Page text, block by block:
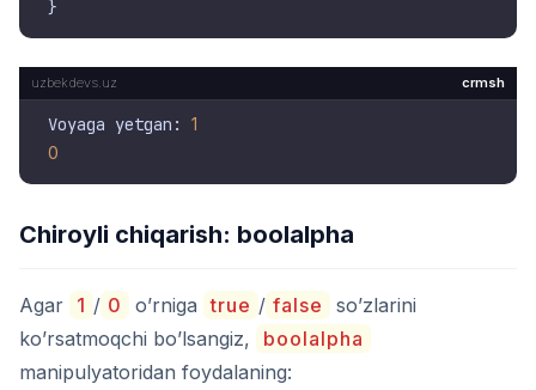
crmsh
Voyaga yetgan: 1
0
Chiroyli chiqarish: boolalpha
Agar 1 / 0 o’rniga true / false
so’zlarini
ko’rsatmoqchi bo’lsangiz,
boolalpha
manipulyatoridan foydalaning: